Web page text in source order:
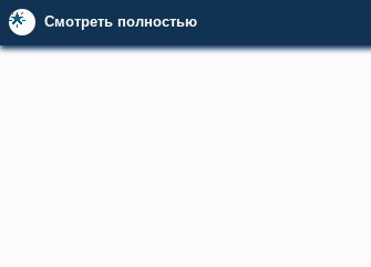
🌟 Смотреть полностью